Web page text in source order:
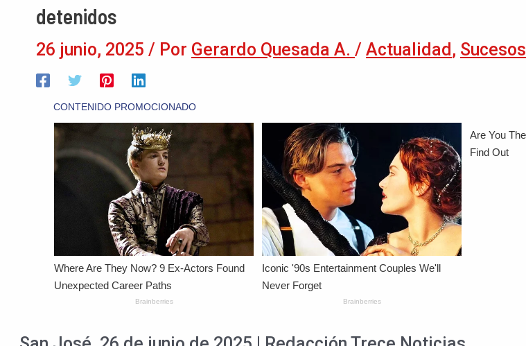
detenidos
26 junio, 2025 / Por Gerardo Quesada A. / Actualidad , Sucesos